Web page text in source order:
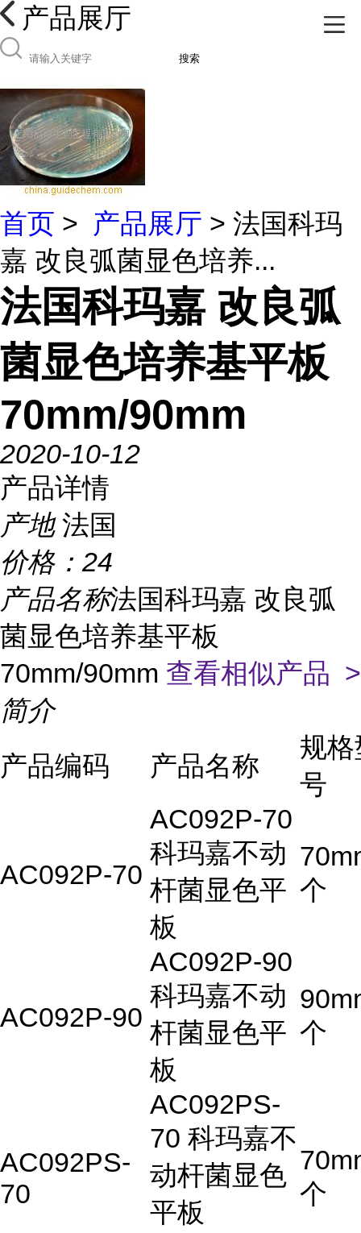
产品展厅
搜索
首页 > 产品展厅 > 法国科玛
嘉 改良弧菌显色培养...
法国科玛嘉 改良弧
菌显色培养基平板
70mm/90mm
2020-10-12
产品详情
产地 法国
价格： 24
产品名称法国科玛嘉 改良弧
菌显色培养基平板
70mm/90mm 查看相似产品 >
简介
产品编码
产品名称
规格
号
AC092P-70
AC092P-70
科玛嘉不动
杆菌显色平
板
个
AC092P-90
AC092P-90
科玛嘉不动
杆菌显色平
板
个
AC092PS-
70
AC092PS-
70 科玛嘉不
动杆菌显色
平板
个